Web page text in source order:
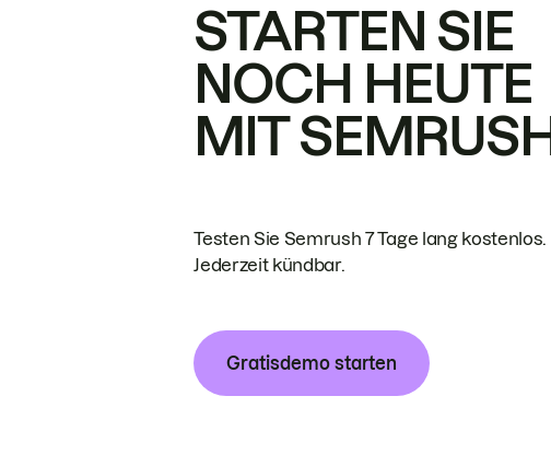
STARTEN SIE
NOCH HEUTE
MIT
Testen Sie Semrush 7 Tage lang kostenlos.
Jederzeit kündbar.
Gratisdemo starten